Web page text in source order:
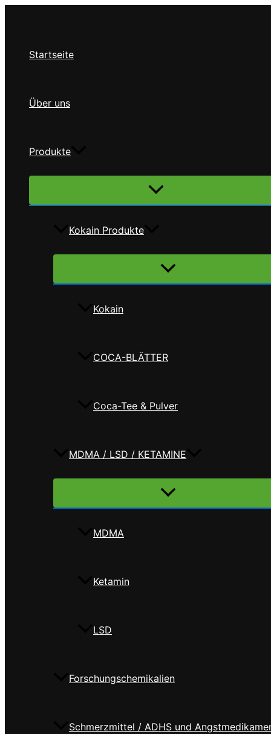
Startseite
Über uns
Produkte
Menü
Kokain Produkte
Menü
Kokain
COCA-BLÄTTER
Coca-Tee & Pulver
MDMA / LSD / KETAMINE
Menü
MDMA
Ketamin
LSD
Forschungschemikalien
Schmerzmittel / ADHS und